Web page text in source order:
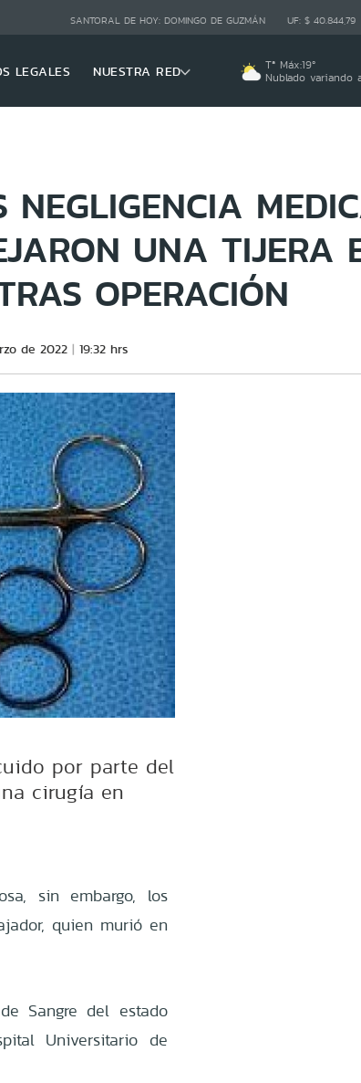
SANTORAL DE HOY: DOMINGO DE GUZMÁN UF: $ 40.844,79
LEGALES NUESTRA RED Tª Máx:19º
Nublado variando
UNA TIJERA
OPERACIÓN
de 2022 19:32 hrs
por parte del
cirugía en
sin embargo, los
quien murió en
Sangre del estado
Universitario de